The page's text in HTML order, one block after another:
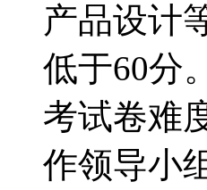
产品设计
低于60分
考试卷难
作领导小